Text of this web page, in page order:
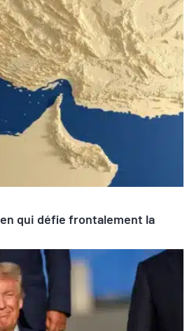
qui défie frontalement la